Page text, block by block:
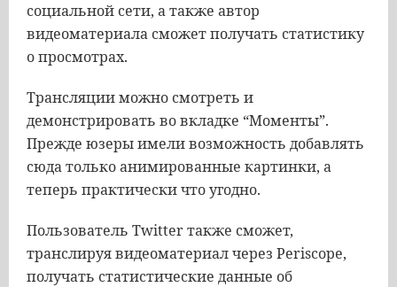
социальной сети, а также автор
видеоматериала сможет получать статистику
о просмотрах.
Трансляции можно смотреть и
демонстрировать во вкладке “Моменты”.
Прежде юзеры имели возможность добавлять
сюда только анимированные картинки, а
теперь практически что угодно.
Пользователь Twitter также сможет,
транслируя видеоматериал через Periscope,
получать статистические данные об